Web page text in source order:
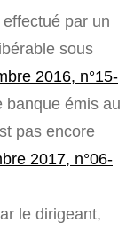
par un
sous
2016, n°15-
banque émis au
pas encore
2017, n°06-
le dirigeant,